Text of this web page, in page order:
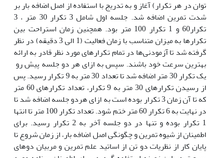
توان در هر تکرار) آغاز و به تدریج با استفاده از اصل اضافه بار بر
شدت تمرین اضافه شد. جلسه اول شامل 3 تکرار 30 متر ، 3
تکرار60 و 1 تکرار 100 متر بود. همچنین زمان استراحت بین
تکرارها به میزان متناسب با زمان فعالیت (1 الی 3 دقیقه) در نظر
گرفته شد تا آزمودنی‌ها در تمام تکرارهای مورد نظر قادر به ارائه
بهترین سرعت خود باشند. سپس به ازای هر دو جلسه پیش رو
یک تکرار 30 متر اضافه شد تا تعداد 30 متر به 9 تکرار رسید. پس
از رسیدن تکرارهای 30 متر به 9 تکرار، تعداد تکرارهای 60 متر
که تا آن زمان 3 تکرار بوده است به ازای هردو جلسه اضافه شد تا
در نهایت به 6 تکرار 60 متر ختم شود. تعداد تکرار 100 متر تا انتها
1 تکرار بوده و تنها در دو جلسه آخر به 2 تکرار رسید. برای
اطمینان از شیوه تمرین و چگونگی اصل اضافه بار، از زمان شروع تا
پایان کار از نظریات دو تن از اساتید علم تمرین و مربیان دوهای